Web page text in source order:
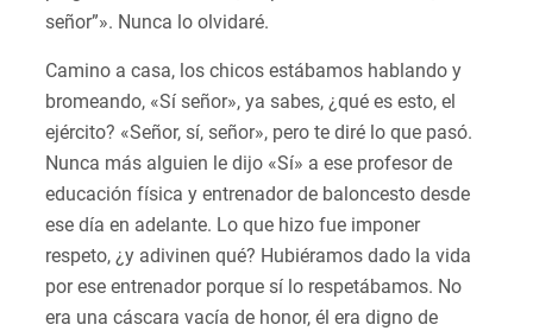
señor”». Nunca lo olvidaré.
Camino a casa, los chicos estábamos hablando y
bromeando, «Sí señor», ya sabes, ¿qué es esto, el
ejército? «Señor, sí, señor», pero te diré lo que pasó.
Nunca más alguien le dijo «Sí» a ese profesor de
educación física y entrenador de baloncesto desde
ese día en adelante. Lo que hizo fue imponer
respeto, ¿y adivinen qué? Hubiéramos dado la vida
por ese entrenador porque sí lo respetábamos. No
era una cáscara vacía de honor, él era digno de